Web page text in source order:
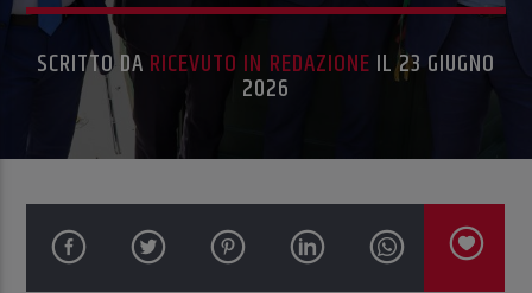
SCRITTO DA RICEVUTO IN REDAZIONE IL 23 GIUGNO
2026